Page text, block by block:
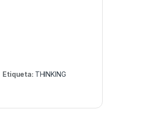
Etiqueta: THINKING